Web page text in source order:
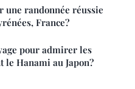
une randonnée réussie
France?
pour admirer les
Hanami au Japon?